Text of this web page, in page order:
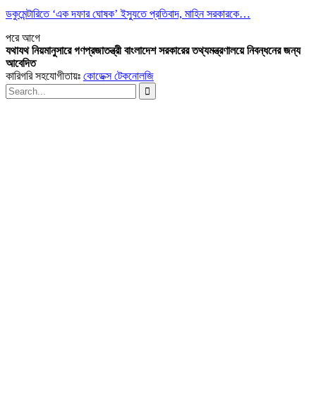
ডকুমেন্টারিতে ‘এক দফার ঘোষক’ ইস্যুতে প্রতিবাদ, মাহিন সরকারকে…
পরেআগে
যথাযথ নিয়মানুসারে গণপ্রজাতন্ত্রী বাংলাদেশ সরকারের তথ্যমন্ত্রণালয়ে নিবন্ধনের জন্য
আবেদিত
কারিগরি সহযোগীতায়ঃ কোডেক্স টেকনোলজি